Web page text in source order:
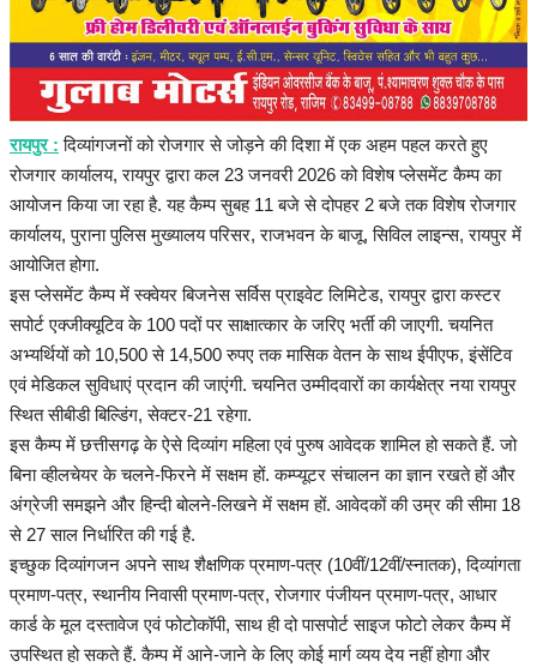
मैगज़ीन की लेख
प्रमुख खबर
हेल्थ
Language
English hindi
रायपुर : दिव्यांगजनों को रोजगार से जोड़ने की दिशा में एक अहम पहल करते हुए
रोजगार कार्यालय, रायपुर द्वारा कल 23 जनवरी 2026 को विशेष प्लेसमेंट कैम्प का
आयोजन किया जा रहा है. यह कैम्प सुबह 11 बजे से दोपहर 2 बजे तक विशेष रोजगार
कार्यालय, पुराना पुलिस मुख्यालय परिसर, राजभवन के बाजू, सिविल लाइन्स, रायपुर में
आयोजित होगा.
इस प्लेसमेंट कैम्प में स्क्वेयर बिजनेस सर्विस प्राइवेट लिमिटेड, रायपुर द्वारा कस्टर
सपोर्ट एक्जीक्यूटिव के 100 पदों पर साक्षात्कार के जरिए भर्ती की जाएगी. चयनित
अभ्यर्थियों को 10,500 से 14,500 रुपए तक मासिक वेतन के साथ ईपीएफ, इंसेंटिव
एवं मेडिकल सुविधाएं प्रदान की जाएंगी. चयनित उम्मीदवारों का कार्यक्षेत्र नया रायपुर
स्थित सीबीडी बिल्डिंग, सेक्टर-21 रहेगा.
इस कैम्प में छत्तीसगढ़ के ऐसे दिव्यांग महिला एवं पुरुष आवेदक शामिल हो सकते हैं. जो
बिना व्हीलचेयर के चलने-फिरने में सक्षम हों. कम्प्यूटर संचालन का ज्ञान रखते हों और
अंग्रेजी समझने और हिन्दी बोलने-लिखने में सक्षम हों. आवेदकों की उम्र की सीमा 18
से 27 साल निर्धारित की गई है.
इच्छुक दिव्यांगजन अपने साथ शैक्षणिक प्रमाण-पत्र (10वीं/12वीं/स्नातक), दिव्यांगता
प्रमाण-पत्र, स्थानीय निवासी प्रमाण-पत्र, रोजगार पंजीयन प्रमाण-पत्र, आधार
कार्ड के मूल दस्तावेज एवं फोटोकॉपी, साथ ही दो पासपोर्ट साइज फोटो लेकर कैम्प में
उपस्थित हो सकते हैं. कैम्प में आने-जाने के लिए कोई मार्ग व्यय देय नहीं होगा और